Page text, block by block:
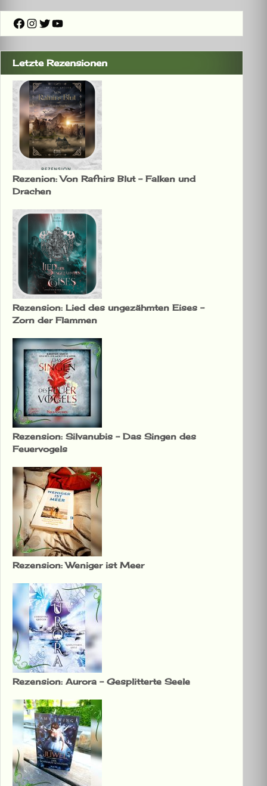
Facebook
Instagram
Twitter
YouTube
Letzte Rezensionen
Rezenion: Von Rafnirs Blut – Falken und
Drachen
Rezension: Lied des ungezähmten Eises –
Zorn der Flammen
Rezension: Silvanubis – Das Singen des
Feuervogels
Rezension: Weniger ist Meer
Rezension: Aurora – Gesplitterte Seele